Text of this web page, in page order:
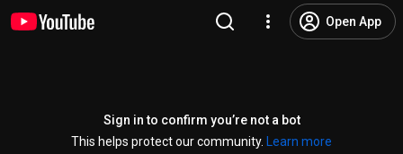
Open App
Sign in to confirm you’re not a bot
This helps protect our community.
Learn more